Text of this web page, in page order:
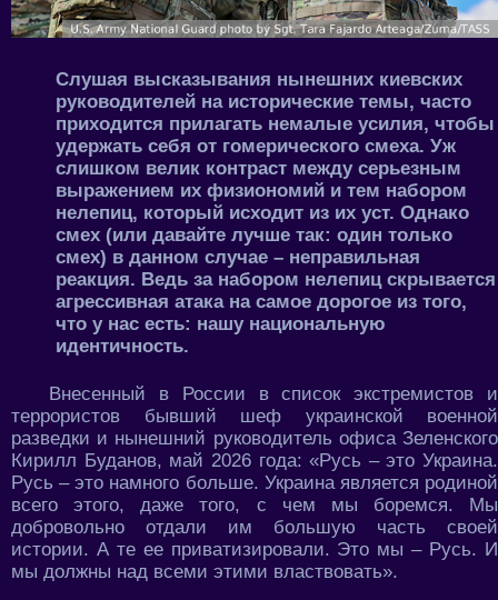
Слушая высказывания нынешних киевских
руководителей на исторические темы, часто
приходится прилагать немалые усилия, чтобы
удержать себя от гомерического смеха. Уж
слишком велик контраст между серьезным
выражением их физиономий и тем набором
нелепиц, который исходит из их уст. Однако
смех (или давайте лучше так: один только
смех) в данном случае – неправильная
реакция. Ведь за набором нелепиц скрывается
агрессивная атака на самое дорогое из того,
что у нас есть: нашу национальную
идентичность.
Внесенный в России в список экстремистов и
террористов бывший шеф украинской военной
разведки и нынешний руководитель офиса Зеленского
Кирилл Буданов, май 2026 года: «Русь – это Украина.
Русь – это намного больше. Украина является родиной
всего этого, даже того, с чем мы боремся. Мы
добровольно отдали им большую часть своей
истории. А те ее приватизировали. Это мы – Русь. И
мы должны над всеми этими властвовать».